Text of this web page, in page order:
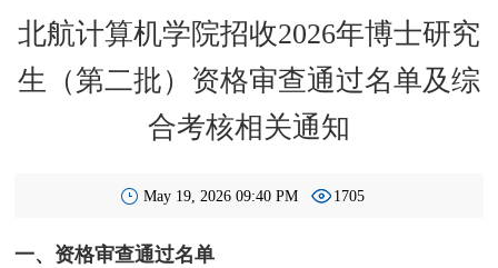
北航计算机学院招收2026年博士研究
生（第二批）资格审查通过名单及综
合考核相关通知
May 19, 2026 09:40 PM 1705
一、资格审查通过名单